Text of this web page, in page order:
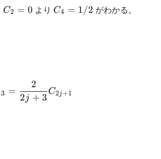
C_2=0
C2 = 0 より C_4=1/2
C4 = 1/2 がわかる。
(2j+3) C_{2j+3} - 2
3 =
2j + 3
2
C2j+1
C_{2j+1} &= 0 \end{aligned}